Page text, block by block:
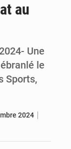
Bénin : Le CEG La Verdure de Ouèdo fait sa mue pour la rentrée
au
Une
le
Sports,
2024